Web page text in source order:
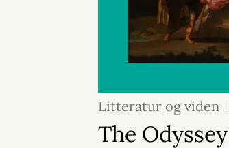
Litteratur og viden
The